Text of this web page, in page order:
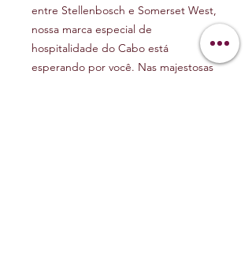
entre Stellenbosch e Somerset West,
nossa marca especial de
hospitalidade do Cabo está
esperando por você. Nas majestosas